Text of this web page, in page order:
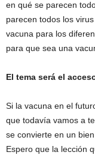
en qué se parecen
parecen todos los
vacuna para los
para que sea una
El tema será el
Si la vacuna en el
que todavía vamos a
se convierte en un
Espero que la lección